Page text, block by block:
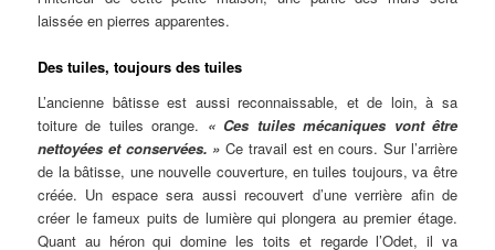
laissée en pierres apparentes.
Des tuiles, toujours des tuiles
L’ancienne bâtisse est aussi reconnaissable, et de loin, à sa
toiture de tuiles orange. « Ces tuiles mécaniques vont être
nettoyées et conservées. » Ce travail est en cours. Sur l’arrière
de la bâtisse, une nouvelle couverture, en tuiles toujours, va être
créée. Un espace sera aussi recouvert d’une verrière afin de
créer le fameux puits de lumière qui plongera au premier étage.
Quant au héron qui domine les toits et regarde l’Odet, il va